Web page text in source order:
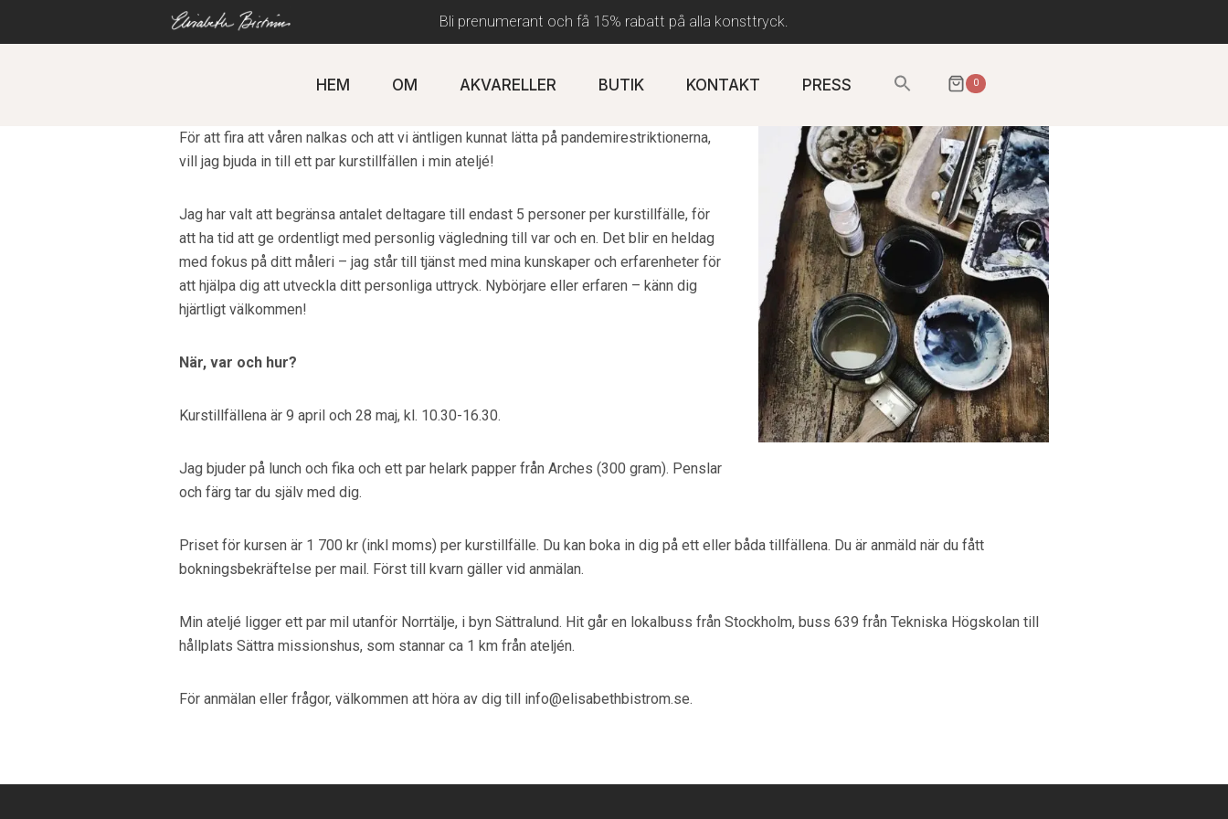
Bli prenumerant och få 15% rabatt på alla konsttryck.
HEM OM AKVARELLER BUTIK KONTAKT PRESS
Sök
efter:
0
***UPPDATERING 23/2: BÅDA KURSTILLFÄLLENA ÄR FULLBOKADE***
För att fira att våren nalkas och att vi äntligen kunnat lätta på pandemirestriktionerna,
vill jag bjuda in till ett par kurstillfällen i min ateljé!
Jag har valt att begränsa antalet deltagare till endast 5 personer per kurstillfälle, för
att ha tid att ge ordentligt med personlig vägledning till var och en. Det blir en heldag
med fokus på ditt måleri – jag står till tjänst med mina kunskaper och erfarenheter för
att hjälpa dig att utveckla ditt personliga uttryck. Nybörjare eller erfaren – känn dig
hjärtligt välkommen!
När, var och hur?
Kurstillfällena är 9 april och 28 maj, kl. 10.30-16.30.
Jag bjuder på lunch och fika och ett par helark papper från Arches (300 gram). Penslar
och färg tar du själv med dig.
Priset för kursen är 1 700 kr (inkl moms) per kurstillfälle. Du kan boka in dig på ett eller båda tillfällena. Du är anmäld när du fått
bokningsbekräftelse per mail. Först till kvarn gäller vid anmälan.
Min ateljé ligger ett par mil utanför Norrtälje, i byn Sättralund. Hit går en lokalbuss från Stockholm, buss 639 från Tekniska Högskolan till
hållplats Sättra missionshus, som stannar ca 1 km från ateljén.
För anmälan eller frågor, välkommen att höra av dig till info@elisabethbistrom.se.